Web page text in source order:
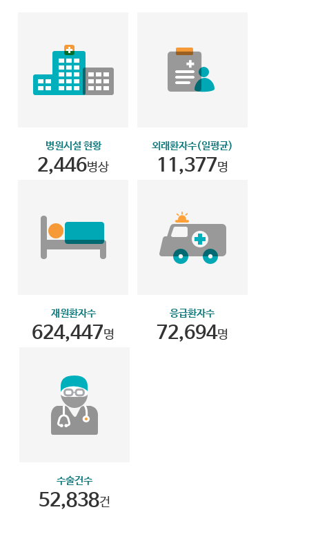
병원시설 현황
2,446병상
외래환자수(일평균)
11,377명
재원환자수
624,447명
응급환자수
72,694명
수술건수
52,838건